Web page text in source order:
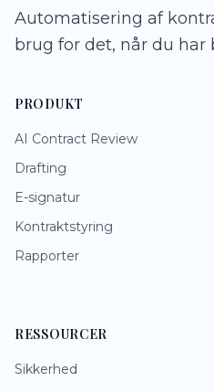
Automatisering af
brug for det, når du har
PRODUKT
AI Contract Review
Drafting
E-signatur
Kontraktstyring
Rapporter
RESSOURCER
Sikkerhed